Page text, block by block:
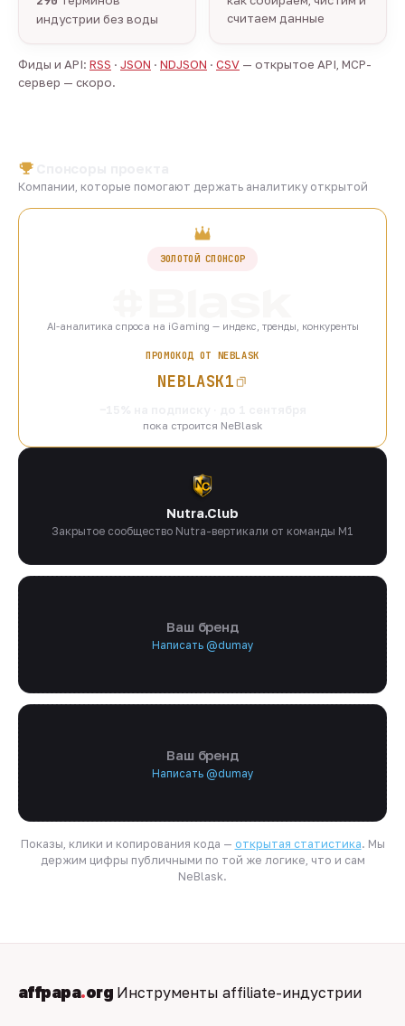
индустрии без воды
считаем данные
Фиды и API: RSS · JSON · NDJSON · CSV — открытое API, MCP-
сервер — скоро.
Компании, которые помогают держать аналитику открытой
ЗОЛОТОЙ СПОНСОР
AI-аналитика спроса на iGaming — индекс, тренды, конкуренты
ПРОМОКОД ОТ NEBLASK
NEBLASK1
пока строится NeBlask
Nutra.Club
Закрытое сообщество Nutra-вертикали от команды M1
Ваш бренд
Написать @dumay
Ваш бренд
Написать @dumay
Показы, клики и копирования кода — открытая статистика. Мы
держим цифры публичными по той же логике, что и сам
NeBlask.
affpapa.org Инструменты affiliate-индустрии